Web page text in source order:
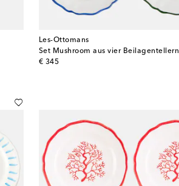
Les-Ottomans
Set Mushroom aus vier Beilagentellern
€ 345
original price